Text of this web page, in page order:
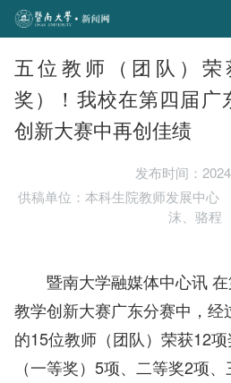
五位教师（团队）
奖）！我校在第四届广
创新大赛中再创佳绩
发布时间：
供稿单位：本科生院教师发展中心
沫、骆程
暨南大学融媒体中心讯
教学创新大赛广东分赛中，
的15位教师（团队）荣获12
（一等奖）5项、二等奖2项